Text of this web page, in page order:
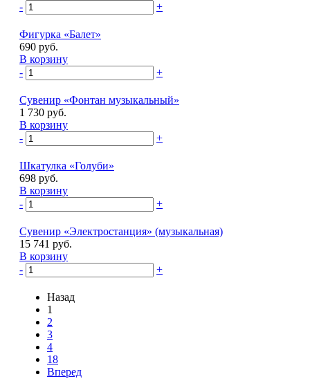
-
+
Фигурка «Балет»
690 руб.
В корзину
-
+
Сувенир «Фонтан музыкальный»
1 730 руб.
В корзину
-
+
Шкатулка «Голуби»
698 руб.
В корзину
-
+
Сувенир «Электростанция» (музыкальная)
15 741 руб.
В корзину
-
+
Назад
1
2
3
4
18
Вперед